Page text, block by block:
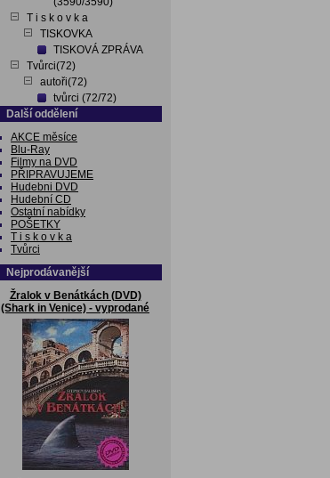
T i s k o v k a
TISKOVKA
TISKOVÁ ZPRÁVA
Tvůrci(72)
autoři(72)
tvůrci (72/72)
Další oddělení
AKCE měsíce
Blu-Ray
Filmy na DVD
PŘIPRAVUJEME
Hudebni DVD
Hudební CD
Ostatní nabídky
POŠETKY
T i s k o v k a
Tvůrci
Nejprodávanější
Žralok v Benátkách (DVD)
(Shark in Venice) - vyprodané